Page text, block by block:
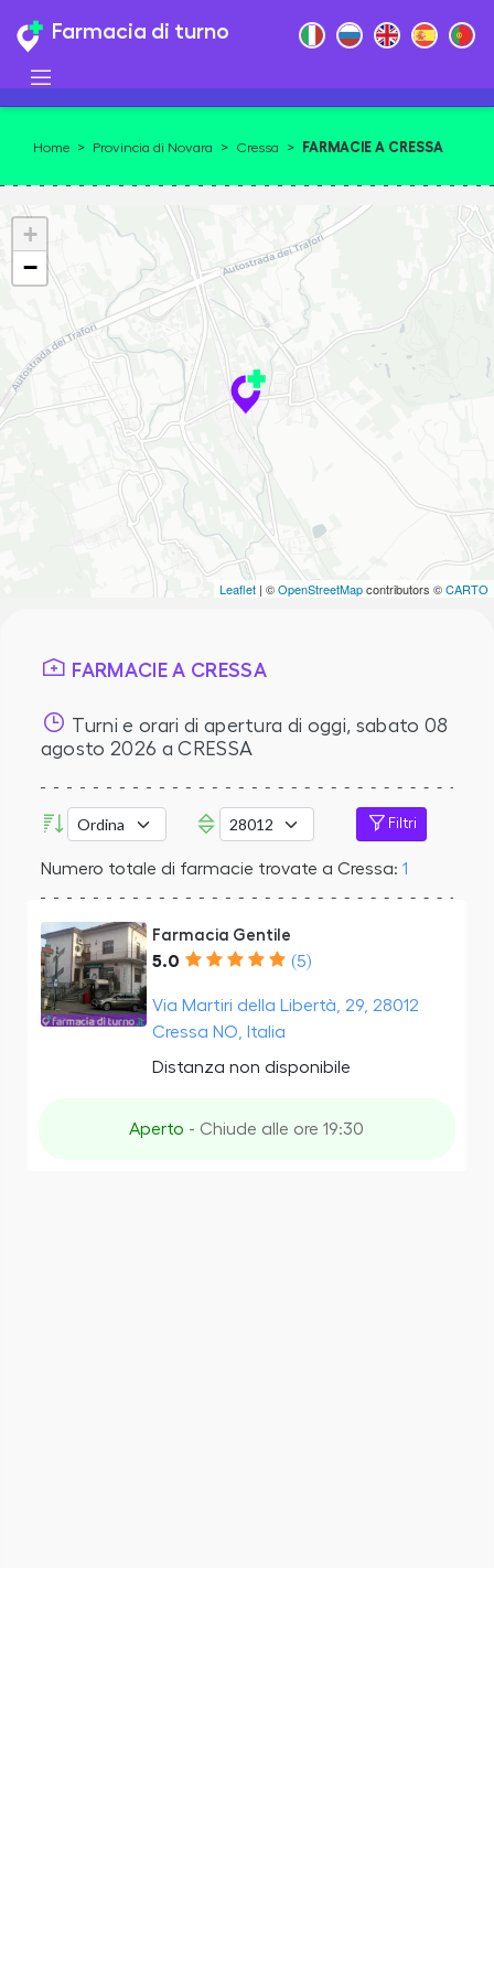
Farmacia di turno
Home > Provincia di Novara > Cressa >
FARMACIE A CRESSA
+
−
Leaflet | ©OpenStreetMapcontributors ©CARTO
FARMACIE A CRESSA
Turni e orari di apertura di oggi, sabato 08
agosto 2026 a CRESSA
Filtri
Numero totale di farmacie trovate a Cressa: 1
Farmacia Gentile
5.0 (5)
Via Martiri della Libertà, 29, 28012
Cressa NO, Italia
Distanza non disponibile
Aperto - Chiude alle ore 19:30